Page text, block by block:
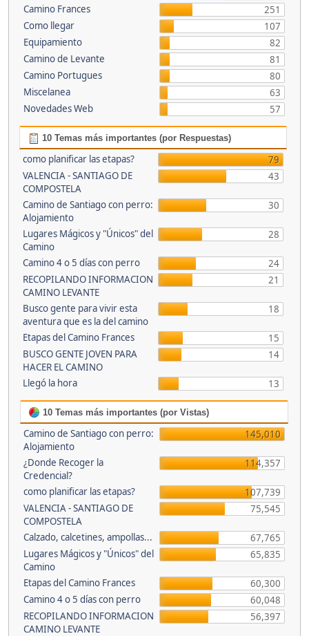
Camino Frances
251
Como llegar
107
Equipamiento
82
Camino de Levante
81
Camino Portugues
80
Miscelanea
63
Novedades Web
57
10 Temas más importantes (por Respuestas)
como planificar las etapas?
79
VALENCIA - SANTIAGO DE
COMPOSTELA
43
Camino de Santiago con perro:
Alojamiento
30
Lugares Mágicos y "Únicos" del
Camino
28
Camino 4 o 5 días con perro
24
RECOPILANDO INFORMACION
CAMINO LEVANTE
21
Busco gente para vivir esta
aventura que es la del camino
18
Etapas del Camino Frances
15
BUSCO GENTE JOVEN PARA
HACER EL CAMINO
14
Llegó la hora 13
10 Temas más importantes (por Vistas)
Camino de Santiago con perro:
Alojamiento
145,010
¿Donde Recoger la
Credencial?
114,357
como planificar las etapas?
107,739
VALENCIA - SANTIAGO DE
COMPOSTELA
75,545
Calzado, calcetines, ampollas...
67,765
Lugares Mágicos y "Únicos" del
Camino
65,835
Etapas del Camino Frances
60,300
Camino 4 o 5 días con perro
60,048
RECOPILANDO INFORMACION
CAMINO LEVANTE
56,397